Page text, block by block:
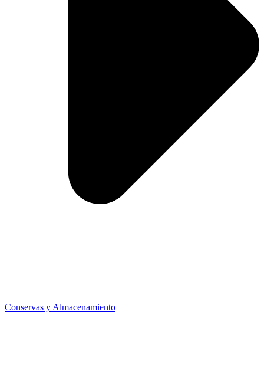
Conservas y Almacenamiento